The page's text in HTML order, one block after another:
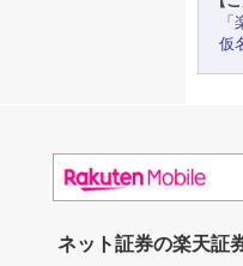
仮
ネット証券の楽天証